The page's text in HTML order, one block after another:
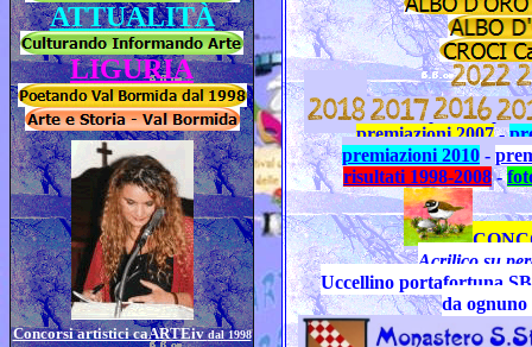
ATTUALITÀ
LIGURIA
Concorsi artistici caARTEivdal 1998
premiazioni 2007-
premiazioni 2010 -
risultati 1998-2008-
Acrilico su
Uccellino portafortuna
da ognuno